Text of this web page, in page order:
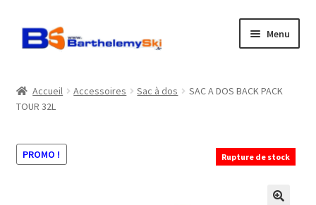
Aller
Aller
Menu
Atelier
Location
Accueil Accessoires Sac à dos
SAC A DOS BACK PACK
TOUR 32L
PROMO ! Rupture de stock